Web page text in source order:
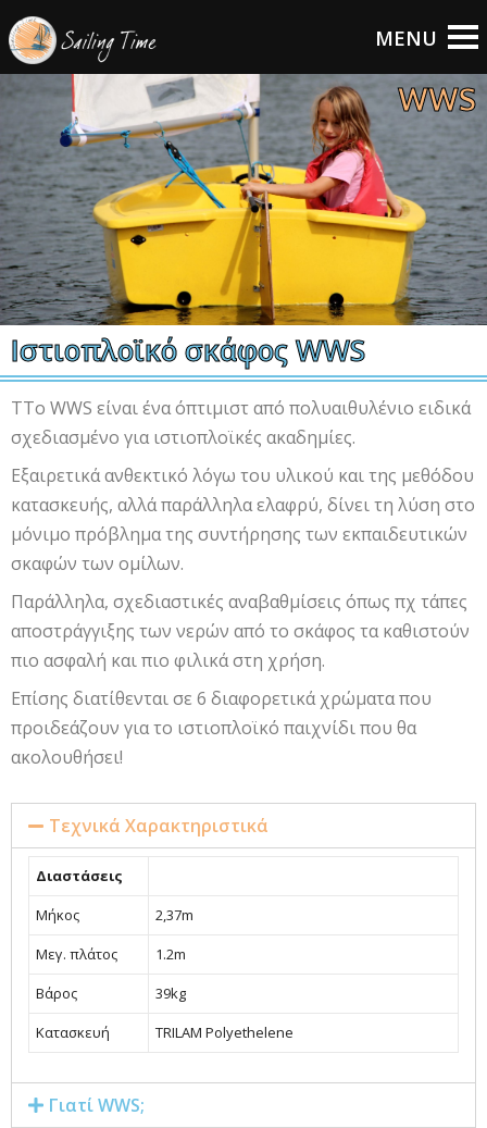
WWS
Ιστιοπλοϊκό σκάφος WWS
ΤΤο WWS είναι ένα όπτιμιστ από πολυαιθυλένιο ειδικά
σχεδιασμένο για ιστιοπλοϊκές ακαδημίες.
Εξαιρετικά ανθεκτικό λόγω του υλικού και της μεθόδου
κατασκευής, αλλά παράλληλα ελαφρύ, δίνει τη λύση στο
μόνιμο πρόβλημα της συντήρησης των εκπαιδευτικών
σκαφών των ομίλων.
Παράλληλα, σχεδιαστικές αναβαθμίσεις όπως πχ τάπες
αποστράγγιξης των νερών από το σκάφος τα καθιστούν
πιο ασφαλή και πιο φιλικά στη χρήση.
Επίσης διατίθενται σε 6 διαφορετικά χρώματα που
προιδεάζουν για το ιστιοπλοϊκό παιχνίδι που θα
ακολουθήσει!
Τεχνικά Χαρακτηριστικά
Διαστάσεις
Μήκος
2,37m
Μεγ. πλάτος
1.2m
Βάρος
39kg
Κατασκευή
TRILAM Polyethelene
Γιατί WWS;